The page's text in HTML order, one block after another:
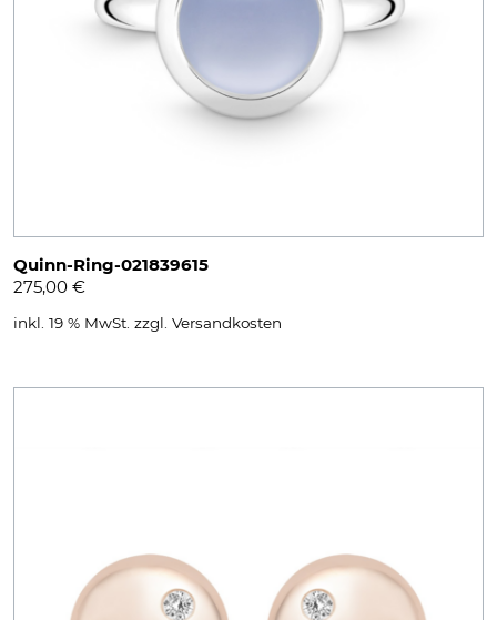
Quinn-Ring-021839615
275,00 €
inkl. 19 % MwSt. zzgl. Versandkosten